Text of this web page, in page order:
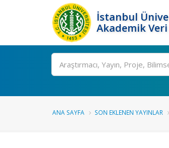
İstanbul
Akademik
Ara
ANA SAYFA SON EKLENEN YAYINLAR